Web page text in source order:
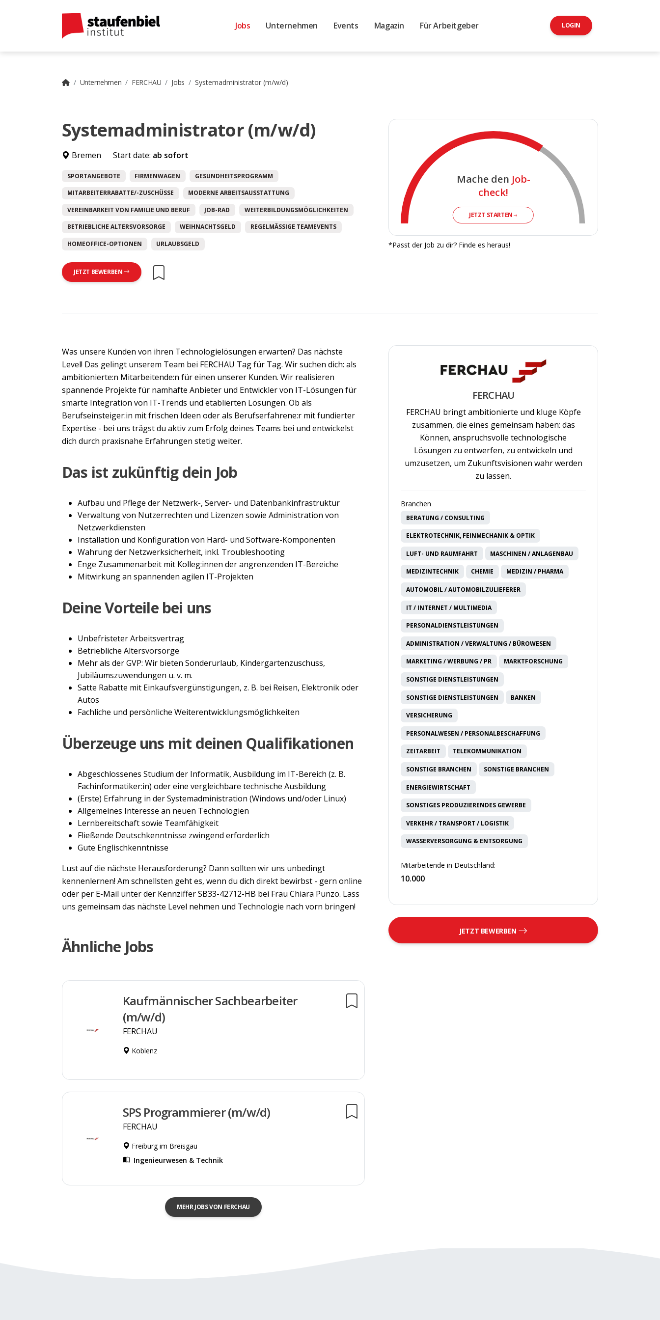
Jobs Unternehmen Events Magazin Für Arbeitgeber LOGIN
Unternehmen FERCHAU Jobs Systemadministrator (m/w/d)
Systemadministrator (m/w/d)
Bremen Start date: ab sofort
SPORTANGEBOTE FIRMENWAGEN GESUNDHEITSPROGRAMM
MITARBEITERRABATTE/-ZUSCHÜSSE MODERNE ARBEITSAUSSTATTUNG
VEREINBARKEIT VON FAMILIE UND BERUF JOB-RAD WEITERBILDUNGSMÖGLICHKEITEN
BETRIEBLICHE ALTERSVORSORGE WEIHNACHTSGELD REGELMÄSSIGE TEAMEVENTS
HOMEOFFICE-OPTIONEN URLAUBSGELD
JETZT BEWERBEN
Mache den Job-
check!
JETZT STARTEN
*Passt der Job zu dir? Finde es heraus!
Was unsere Kunden von ihren Technologielösungen erwarten? Das nächste
Level! Das gelingt unserem Team bei FERCHAU Tag für Tag. Wir suchen dich: als
ambitionierte:n Mitarbeitende:n für einen unserer Kunden. Wir realisieren
spannende Projekte für namhafte Anbieter und Entwickler von IT-Lösungen für
smarte Integration von IT-Trends und etablierten Lösungen. Ob als
Berufseinsteiger:in mit frischen Ideen oder als Berufserfahrene:r mit fundierter
Expertise - bei uns trägst du aktiv zum Erfolg deines Teams bei und entwickelst
dich durch praxisnahe Erfahrungen stetig weiter.
Das ist zukünftig dein Job
Aufbau und Pflege der Netzwerk-, Server- und Datenbankinfrastruktur
Verwaltung von Nutzerrechten und Lizenzen sowie Administration von
Netzwerkdiensten
Installation und Konfiguration von Hard- und Software-Komponenten
Wahrung der Netzwerksicherheit, inkl. Troubleshooting
Enge Zusammenarbeit mit Kolleg:innen der angrenzenden IT-Bereiche
Mitwirkung an spannenden agilen IT-Projekten
Deine Vorteile bei uns
Unbefristeter Arbeitsvertrag
Betriebliche Altersvorsorge
Mehr als der GVP: Wir bieten Sonderurlaub, Kindergartenzuschuss,
Jubiläumszuwendungen u. v. m.
Satte Rabatte mit Einkaufsvergünstigungen, z. B. bei Reisen, Elektronik oder
Autos
Fachliche und persönliche Weiterentwicklungsmöglichkeiten
Überzeuge uns mit deinen Qualifikationen
Abgeschlossenes Studium der Informatik, Ausbildung im IT-Bereich (z. B.
Fachinformatiker:in) oder eine vergleichbare technische Ausbildung
(Erste) Erfahrung in der Systemadministration (Windows und/oder Linux)
Allgemeines Interesse an neuen Technologien
Lernbereitschaft sowie Teamfähigkeit
Fließende Deutschkenntnisse zwingend erforderlich
Gute Englischkenntnisse
Lust auf die nächste Herausforderung? Dann sollten wir uns unbedingt
kennenlernen! Am schnellsten geht es, wenn du dich direkt bewirbst - gern online
oder per E-Mail unter der Kennziffer SB33-42712-HB bei Frau Chiara Punzo. Lass
uns gemeinsam das nächste Level nehmen und Technologie nach vorn bringen!
Ähnliche Jobs
Kaufmännischer Sachbearbeiter
(m/w/d)
FERCHAU
Koblenz
SPS Programmierer (m/w/d)
FERCHAU
Freiburg im Breisgau
Ingenieurwesen & Technik
MEHR JOBS VON FERCHAU
FERCHAU
FERCHAU bringt ambitionierte und kluge Köpfe
zusammen, die eines gemeinsam haben: das
Können, anspruchsvolle technologische
Lösungen zu entwerfen, zu entwickeln und
umzusetzen, um Zukunftsvisionen wahr werden
zu lassen.
Branchen
BERATUNG / CONSULTING
ELEKTROTECHNIK, FEINMECHANIK & OPTIK
LUFT- UND RAUMFAHRT MASCHINEN / ANLAGENBAU
MEDIZINTECHNIK CHEMIE MEDIZIN / PHARMA
AUTOMOBIL / AUTOMOBILZULIEFERER
IT / INTERNET / MULTIMEDIA
PERSONALDIENSTLEISTUNGEN
ADMINISTRATION / VERWALTUNG / BÜROWESEN
MARKETING / WERBUNG / PR MARKTFORSCHUNG
SONSTIGE DIENSTLEISTUNGEN
SONSTIGE DIENSTLEISTUNGEN BANKEN
VERSICHERUNG
PERSONALWESEN / PERSONALBESCHAFFUNG
ZEITARBEIT TELEKOMMUNIKATION
SONSTIGE BRANCHEN SONSTIGE BRANCHEN
ENERGIEWIRTSCHAFT
SONSTIGES PRODUZIERENDES GEWERBE
VERKEHR / TRANSPORT / LOGISTIK
WASSERVERSORGUNG & ENTSORGUNG
Mitarbeitende in Deutschland:
10.000
JETZT BEWERBEN